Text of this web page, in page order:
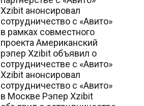
Xzibit анонсировал
сотрудничество с «Авито»
в рамках совместного
проекта Американский
рэпер Xzibit объявил о
сотрудничестве с «Авито»
Xzibit анонсировал
сотрудничество с «Авито»
в Москве Рэпер Xzibit